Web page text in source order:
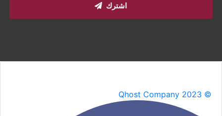
اشترك
Qhost Company 2023 ©